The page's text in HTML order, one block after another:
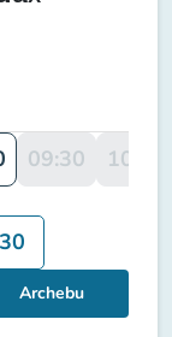
09:30 10:00
Archebu